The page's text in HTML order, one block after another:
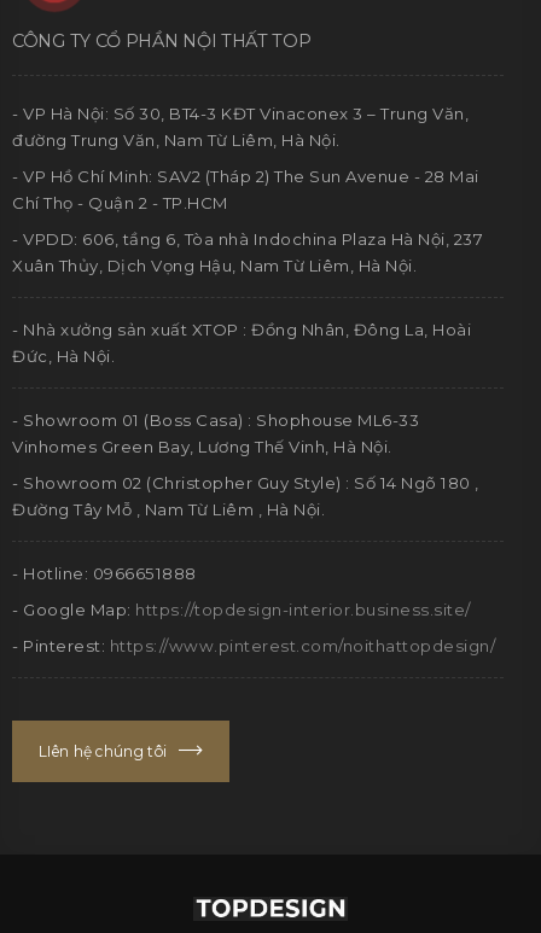
CÔNG TY CỔ PHẦN NỘI THẤT TOP
- VP Hà Nội: Số 30, BT4-3 KĐT Vinaconex 3 – Trung Văn,
đường Trung Văn, Nam Từ Liêm, Hà Nội.
- VP Hồ Chí Minh: SAV2 (Tháp 2) The Sun Avenue - 28 Mai
Chí Thọ - Quận 2 - TP.HCM
- VPDD: 606, tầng 6, Tòa nhà Indochina Plaza Hà Nội, 237
Xuân Thủy, Dịch Vọng Hậu, Nam Từ Liêm, Hà Nội.
- Nhà xưởng sản xuất XTOP : Đồng Nhân, Đông La, Hoài
Đức, Hà Nội.
- Showroom 01 (Boss Casa) : Shophouse ML6-33
Vinhomes Green Bay, Lương Thế Vinh, Hà Nội.
- Showroom 02 (Christopher Guy Style) : Số 14 Ngõ 180 ,
Đường Tây Mỗ , Nam Từ Liêm , Hà Nội.
- Hotline: 0966651888
- Google Map: https://topdesign-interior.business.site/
- Pinterest: https://www.pinterest.com/noithattopdesign/
LIên hệ chúng tôi